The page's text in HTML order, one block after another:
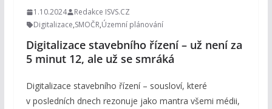
1.10.2024
Redakce ISVS.CZ
Digitalizace,SMOČR,Územní plánování
Digitalizace stavebního řízení – už není za
5 minut 12, ale už se smráká
Digitalizace stavebního řízení – sousloví, které
v posledních dnech rezonuje jako mantra všemi médii,